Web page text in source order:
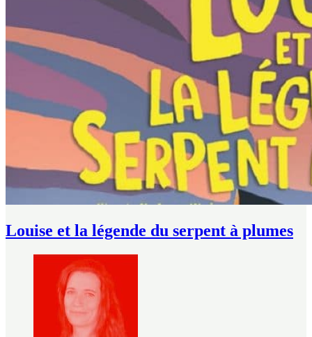
Louise et la légende du serpent à plumes